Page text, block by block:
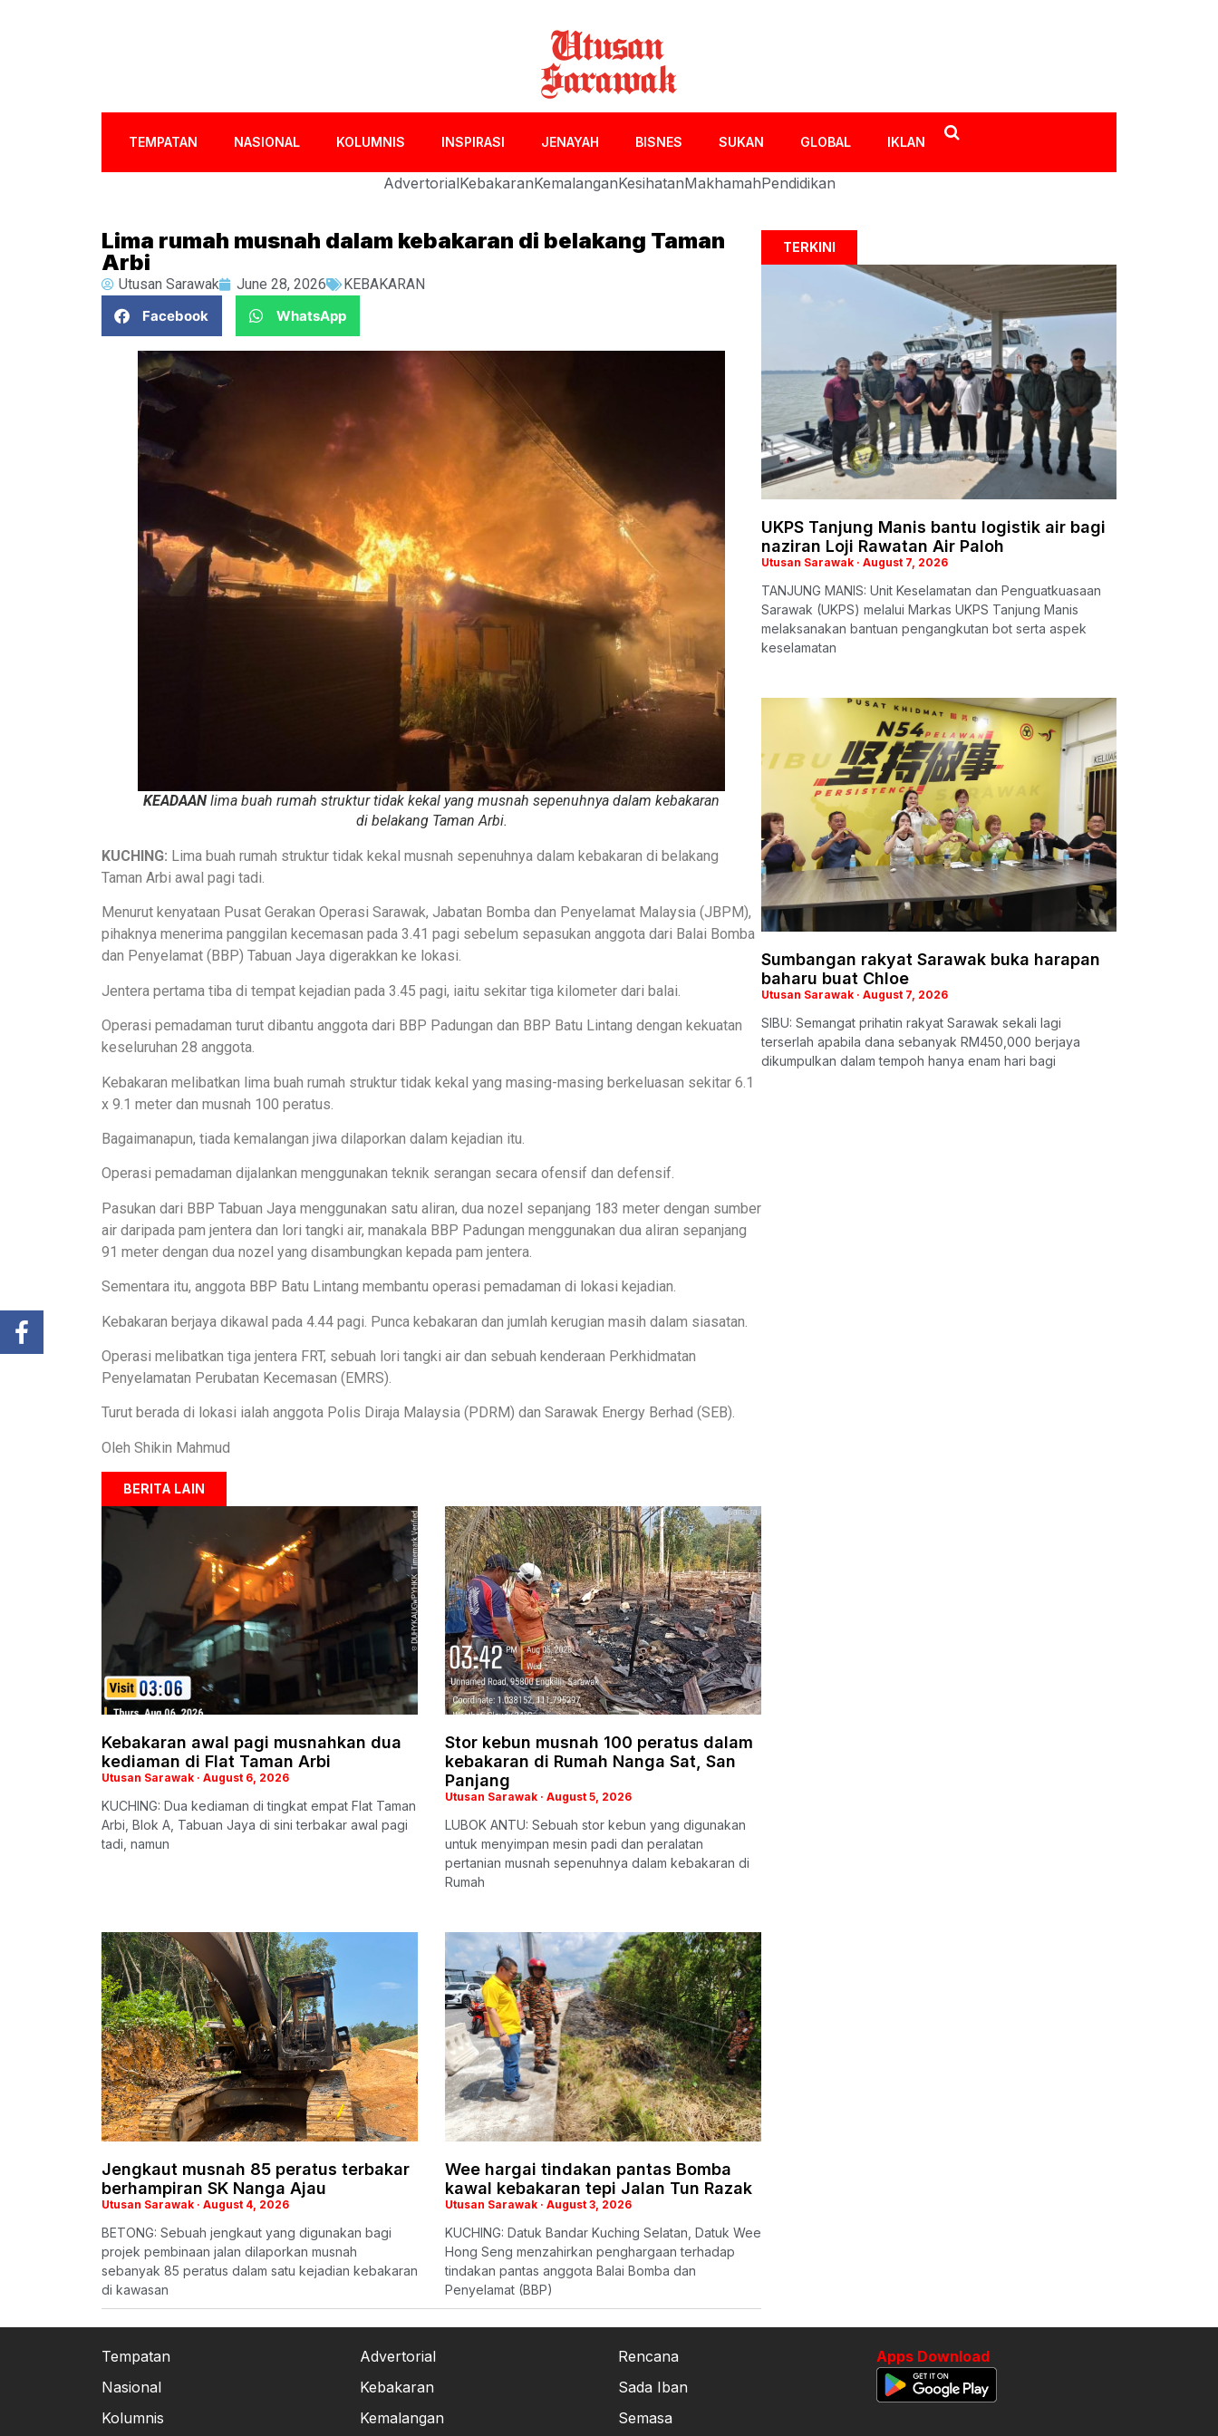
TEMPATAN NASIONAL KOLUMNIS INSPIRASI JENAYAH BISNES SUKAN GLOBAL IKLAN
AdvertorialKebakaranKemalanganKesihatanMakhamahPendidikan
Lima rumah musnah dalam kebakaran di belakang Taman
Arbi
Utusan Sarawak June 28, 2026
KEBAKARAN
Facebook
WhatsApp
KEADAAN lima buah rumah struktur tidak kekal yang musnah sepenuhnya dalam kebakaran
di belakang Taman Arbi.
KUCHING: Lima buah rumah struktur tidak kekal musnah sepenuhnya dalam kebakaran di belakang
Taman Arbi awal pagi tadi.
Menurut kenyataan Pusat Gerakan Operasi Sarawak, Jabatan Bomba dan Penyelamat Malaysia (JBPM),
pihaknya menerima panggilan kecemasan pada 3.41 pagi sebelum sepasukan anggota dari Balai Bomba
dan Penyelamat (BBP) Tabuan Jaya digerakkan ke lokasi.
Jentera pertama tiba di tempat kejadian pada 3.45 pagi, iaitu sekitar tiga kilometer dari balai.
Operasi pemadaman turut dibantu anggota dari BBP Padungan dan BBP Batu Lintang dengan kekuatan
keseluruhan 28 anggota.
Kebakaran melibatkan lima buah rumah struktur tidak kekal yang masing-masing berkeluasan sekitar 6.1
x 9.1 meter dan musnah 100 peratus.
Bagaimanapun, tiada kemalangan jiwa dilaporkan dalam kejadian itu.
Operasi pemadaman dijalankan menggunakan teknik serangan secara ofensif dan defensif.
Pasukan dari BBP Tabuan Jaya menggunakan satu aliran, dua nozel sepanjang 183 meter dengan sumber
air daripada pam jentera dan lori tangki air, manakala BBP Padungan menggunakan dua aliran sepanjang
91 meter dengan dua nozel yang disambungkan kepada pam jentera.
Sementara itu, anggota BBP Batu Lintang membantu operasi pemadaman di lokasi kejadian.
Kebakaran berjaya dikawal pada 4.44 pagi. Punca kebakaran dan jumlah kerugian masih dalam siasatan.
Operasi melibatkan tiga jentera FRT, sebuah lori tangki air dan sebuah kenderaan Perkhidmatan
Penyelamatan Perubatan Kecemasan (EMRS).
Turut berada di lokasi ialah anggota Polis Diraja Malaysia (PDRM) dan Sarawak Energy Berhad (SEB).
Oleh Shikin Mahmud
BERITA LAIN
Kebakaran awal pagi musnahkan dua
kediaman di Flat Taman Arbi
Utusan Sarawak August 6, 2026
KUCHING: Dua kediaman di tingkat empat Flat Taman
Arbi, Blok A, Tabuan Jaya di sini terbakar awal pagi
tadi, namun
Stor kebun musnah 100 peratus dalam
kebakaran di Rumah Nanga Sat, San
Panjang
Utusan Sarawak August 5, 2026
LUBOK ANTU: Sebuah stor kebun yang digunakan
untuk menyimpan mesin padi dan peralatan
pertanian musnah sepenuhnya dalam kebakaran di
Rumah
Jengkaut musnah 85 peratus terbakar
berhampiran SK Nanga Ajau
Utusan Sarawak August 4, 2026
​BETONG: Sebuah jengkaut yang digunakan bagi
projek pembinaan jalan dilaporkan musnah
sebanyak 85 peratus dalam satu kejadian kebakaran
di kawasan
Wee hargai tindakan pantas Bomba
kawal kebakaran tepi Jalan Tun Razak
Utusan Sarawak August 3, 2026
KUCHING: Datuk Bandar Kuching Selatan, Datuk Wee
Hong Seng menzahirkan penghargaan terhadap
tindakan pantas anggota Balai Bomba dan
Penyelamat (BBP)
TERKINI
UKPS Tanjung Manis bantu logistik air bagi
naziran Loji Rawatan Air Paloh
Utusan Sarawak August 7, 2026
TANJUNG MANIS: Unit Keselamatan dan Penguatkuasaan
Sarawak (UKPS) melalui Markas UKPS Tanjung Manis
melaksanakan bantuan pengangkutan bot serta aspek
keselamatan
Sumbangan rakyat Sarawak buka harapan
baharu buat Chloe
Utusan Sarawak August 7, 2026
SIBU: Semangat prihatin rakyat Sarawak sekali lagi
terserlah apabila dana sebanyak RM450,000 berjaya
dikumpulkan dalam tempoh hanya enam hari bagi
Tempatan
Nasional
Kolumnis
Advertorial
Kebakaran
Kemalangan
Rencana
Sada Iban
Semasa
Apps Download